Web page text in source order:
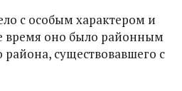
с особым характером и
время оно было районным
существовавшего с